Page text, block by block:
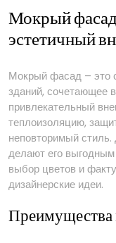
Мокрый
эстетичный
Мокрый фасад – это
зданий, сочетающее
привлекательный
теплоизоляцию,
неповторимый стиль.
делают его
выбор цветов и
дизайнерские идеи.
Преимущества